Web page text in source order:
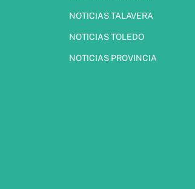
NOTICIAS TALAVERA
NOTICIAS TOLEDO
NOTICIAS PROVINCIA